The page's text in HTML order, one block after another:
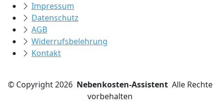
Impressum
Datenschutz
AGB
Widerrufsbelehrung
Kontakt
© Copyright 2026 Nebenkosten-Assistent Alle Rechte
vorbehalten